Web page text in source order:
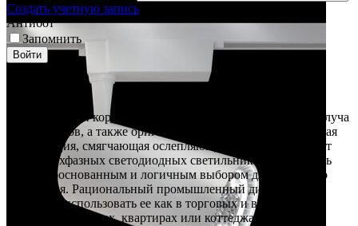
Создать учетную запись
Антибот
Запомнить
Войти
Алюминиевый корпус, универсальный угол рассеивания луча
в 36 градусов, а также оригинальная, продуманная вогнутая
конструкция, смягчающая ослепляющий эффект, позволяет
серии трехфазных светодиодных светильников Vuoro стать
самым обоснованным и логичным выбором для трекового
освещения. Рациональный промышленный дизайн серии
позволяет использовать ее как в торговых и выставочных
залах, так и в домах, квартирах или коттеджах.